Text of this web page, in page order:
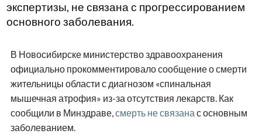
экспертизы, не связана с прогрессированием
основного заболевания.
В Новосибирске министерство здравоохранения
официально прокомментировало сообщение о смерти
жительницы области с диагнозом «спинальная
мышечная атрофия» из-за отсутствия лекарств. Как
сообщили в Минздраве,смерть не связана с основным
заболеванием.